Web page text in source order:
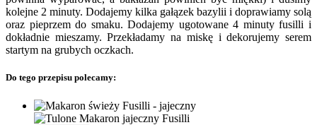
kolejne 2 minuty. Dodajemy kilka gałązek bazylii i doprawiamy solą
oraz pieprzem do smaku. Dodajemy ugotowane 4 minuty fusilli i
dokładnie mieszamy. Przekładamy na miskę i dekorujemy serem
startym na grubych oczkach.
Do tego przepisu polecamy: